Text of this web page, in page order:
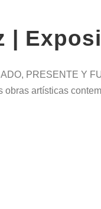
|
PRESENTE Y
obras artísticas